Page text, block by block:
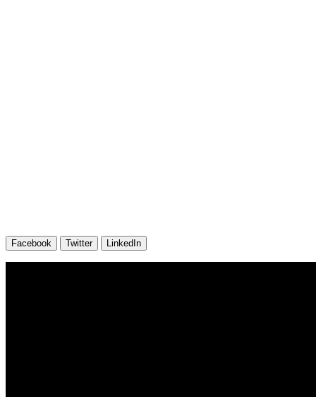
Facebook Twitter LinkedIn